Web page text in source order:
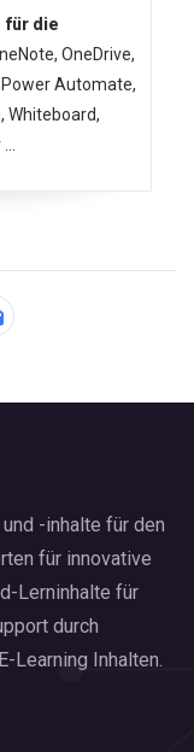
für die
OneDrive,
Power Automate,
Whiteboard,
-inhalte für den
für innovative
Lerninhalte für
durch
Learning Inhalten.